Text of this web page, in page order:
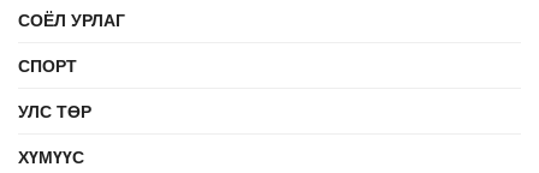
СОЁЛ УРЛАГ
СПОРТ
УЛС ТӨР
ХҮМҮҮС